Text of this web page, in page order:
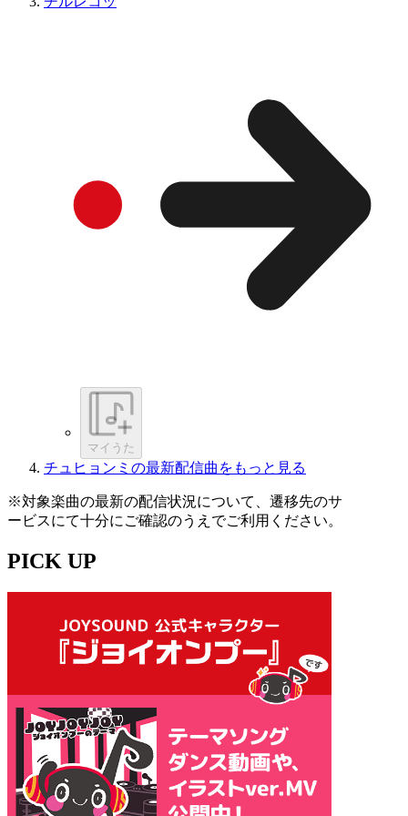
マイうた
チュヒョンミの最新配信曲をもっと見る
※対象楽曲の最新の配信状況について、遷移先のサ
ービスにて十分にご確認のうえでご利用ください。
PICK UP